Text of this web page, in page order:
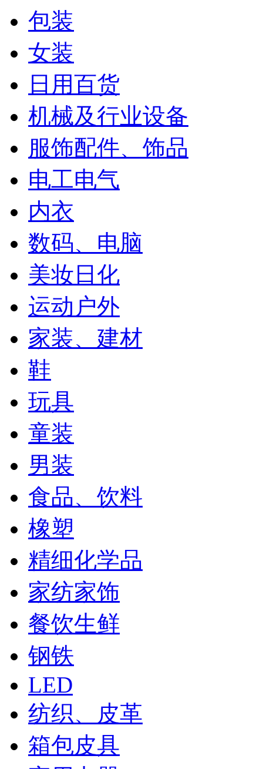
包装
女装
日用百货
机械及行业设备
服饰配件、饰品
电工电气
内衣
数码、电脑
美妆日化
运动户外
家装、建材
鞋
玩具
童装
男装
食品、饮料
橡塑
精细化学品
家纺家饰
餐饮生鲜
钢铁
LED
纺织、皮革
箱包皮具